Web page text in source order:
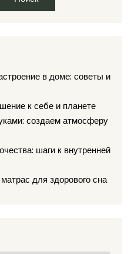
в доме: советы и
к себе и планете
создаем атмосферу
шаги к внутренней
для здорового сна